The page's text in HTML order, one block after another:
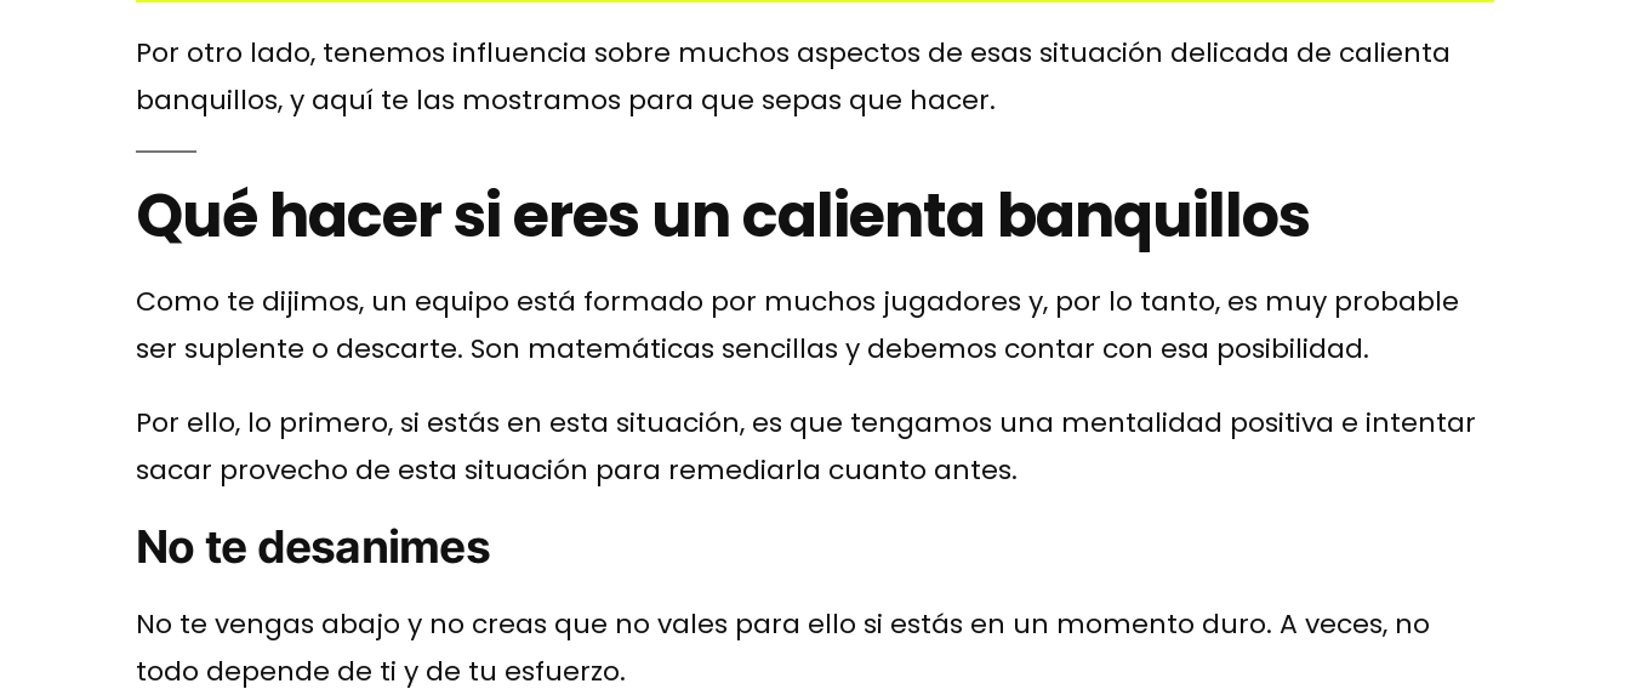
Por otro lado, tenemos influencia sobre muchos aspectos de esas situación delicada de calienta
banquillos, y aquí te las mostramos para que sepas que hacer.
Qué hacer si eres un calienta banquillos
Como te dijimos, un equipo está formado por muchos jugadores y, por lo tanto, es muy probable
ser suplente o descarte. Son matemáticas sencillas y debemos contar con esa posibilidad.
Por ello, lo primero, si estás en esta situación, es que tengamos una mentalidad positiva e intentar
sacar provecho de esta situación para remediarla cuanto antes.
No te desanimes
No te vengas abajo y no creas que no vales para ello si estás en un momento duro. A veces, no
todo depende de ti y de tu esfuerzo.